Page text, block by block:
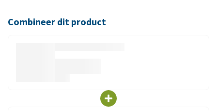
Combineer dit product